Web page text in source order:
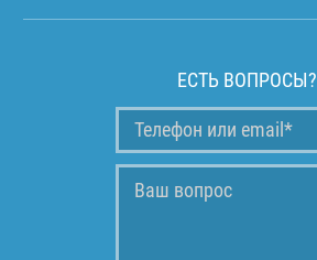
ЕСТЬ ВОПРОСЫ?